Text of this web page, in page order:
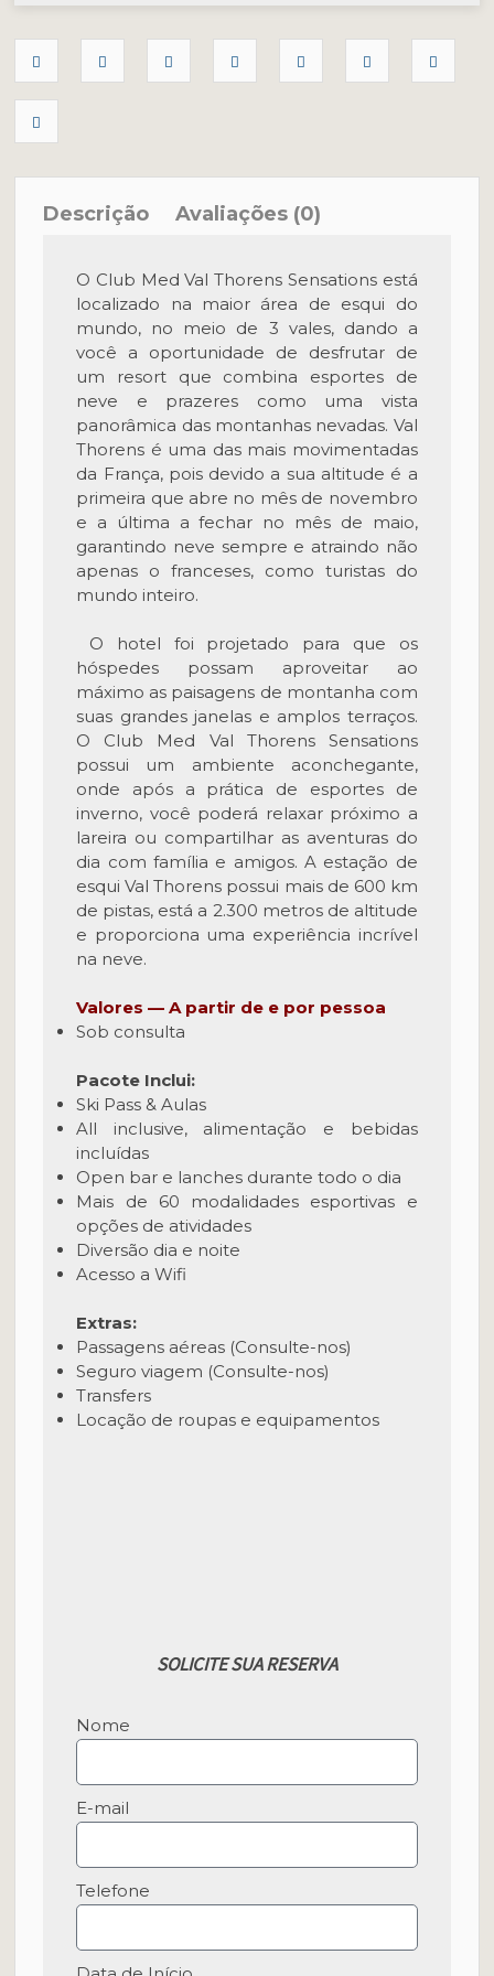
Descrição Avaliações (0)
O Club Med Val Thorens Sensations está
localizado na maior área de esqui do
mundo, no meio de 3 vales, dando a
você a oportunidade de desfrutar de
um resort que combina esportes de
neve e prazeres como uma vista
panorâmica das montanhas nevadas. Val
Thorens é uma das mais movimentadas
da França, pois devido a sua altitude é a
primeira que abre no mês de novembro
e a última a fechar no mês de maio,
garantindo neve sempre e atraindo não
apenas o franceses, como turistas do
mundo inteiro.
O hotel foi projetado para que os
hóspedes possam aproveitar ao
máximo as paisagens de montanha com
suas grandes janelas e amplos terraços.
O Club Med Val Thorens Sensations
possui um ambiente aconchegante,
onde após a prática de esportes de
inverno, você poderá relaxar próximo a
lareira ou compartilhar as aventuras do
dia com família e amigos. A estação de
esqui Val Thorens possui mais de 600 km
de pistas, está a 2.300 metros de altitude
e proporciona uma experiência incrível
na neve.
Valores — A partir de e por pessoa
Sob consulta
Pacote Inclui:
Ski Pass & Aulas
All inclusive, alimentação e bebidas
incluídas
Open bar e lanches durante todo o dia
Mais de 60 modalidades esportivas e
opções de atividades
Diversão dia e noite
Acesso a Wifi
Extras:
Passagens aéreas (Consulte-nos)
Seguro viagem (Consulte-nos)
Transfers
Locação de roupas e equipamentos
SOLICITE SUA RESERVA
Nome
E-mail
Telefone